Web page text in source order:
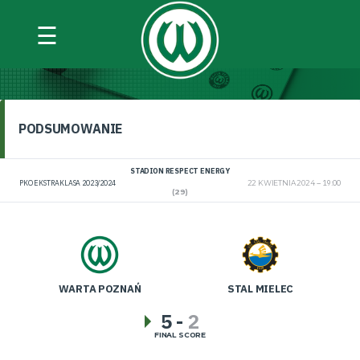
☰
WARTA POZNAŃ VS STAL MIELEC
PODSUMOWANIE
PKO EKSTRAKLASA 2023/2024
STADION RESPECT ENERGY
22 KWIETNIA 2024
19:00
(29)
WARTA POZNAŃ STAL MIELEC
5- 2
FINAL SCORE